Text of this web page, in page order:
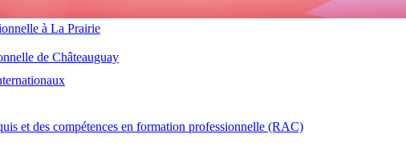
à La Prairie
de Châteauguay
et des compétences en formation professionnelle (RAC)